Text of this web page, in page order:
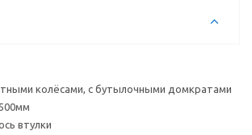
колёсами, с бутылочными домкратами
втулки